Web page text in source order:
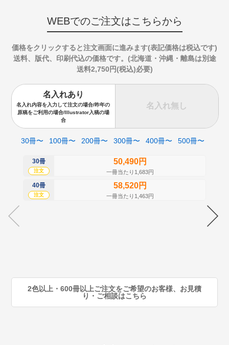
WEBでのご注文はこちらから
価格をクリックすると注文画面に進みます(表記価格は税込です)
送料、版代、印刷代込の価格です。(北海道・沖縄・離島は別途
送料2,750円(税込)必要)
名入れあり
名入れ内容を入力して注文の場合/昨年の
原稿をご利用の場合/Illustrator入稿の場
合
名入れ無し
30冊〜 100冊〜 200冊〜 300冊〜 400冊〜 500冊〜
30冊
注文
50,490円
一冊当たり1,683円
40冊
注文
58,520円
一冊当たり1,463円
2色以上・600冊以上ご注文をご希望のお客様、お見積
り・ご相談はこちら